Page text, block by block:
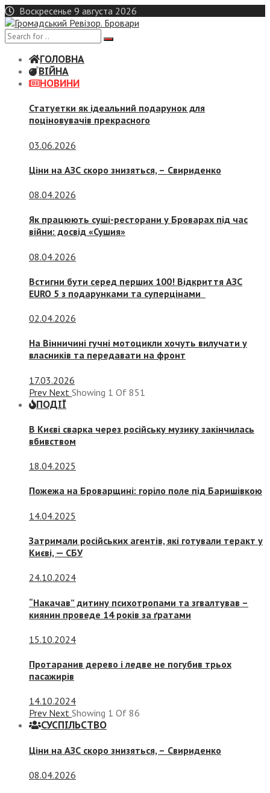
Skip
to
content
Воскресенье 9 августа 2026
ГОЛОВНА
ВІЙНА
НОВИНИ
Статуетки як ідеальний подарунок для
поціновувачів прекрасного
03.06.2026
Ціни на АЗС скоро знизяться, – Свириденко
08.04.2026
Як працюють суші-ресторани у Броварах під час
війни: досвід «Сушия»
08.04.2026
Встигни бути серед перших 100! Відкриття АЗС
EURO 5 з подарунками та суперцінами
02.04.2026
На Вінничині гучні мотоцикли хочуть вилучати у
власників та передавати на фронт
17.03.2026
Prev Next Showing 1 Of 851
ПОДІЇ
В Києві сварка через російську музику закінчилась
вбивством
18.04.2025
Пожежа на Броварщині: горіло поле під Баришівкою
14.04.2025
Затримали російських агентів, які готували теракт у
Києві, — СБУ
24.10.2024
“Накачав” дитину психотропами та згвалтував –
киянин проведе 14 років за ґратами
15.10.2024
Протаранив дерево і ледве не погубив трьох
пасажирів
14.10.2024
Prev Next Showing 1 Of 86
СУСПIЛЬСТВО
Ціни на АЗС скоро знизяться, – Свириденко
08.04.2026